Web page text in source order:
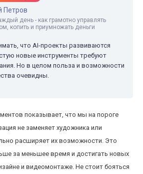
Петров
день - как грамотно управлять
копить и приумножать деньги
что AI-проекты развиваются
новые инструменты требуют
Но в целом польза и возможности
очевидны.
показывает, что мы на пороге
не заменяет художника или
расширяет их возможности. Это
за меньшее время и достигать новых
и видеомонтаже. Не стоит бояться